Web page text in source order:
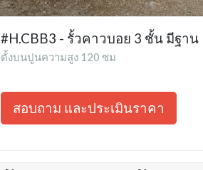
#H.CBB3 - รั้วคาวบอย 3 ชั้น มีฐาน
ตั้งบนปูนความสูง 120 ซม
สอบถาม และประเมินราคา